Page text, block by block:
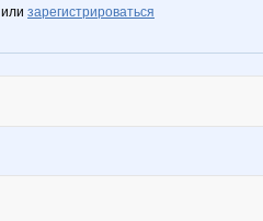
или зарегистрироваться